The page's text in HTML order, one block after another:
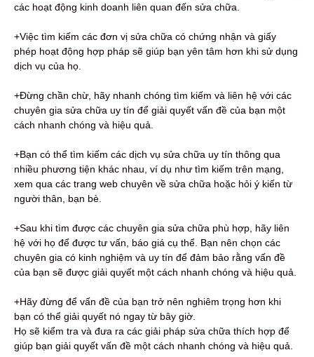
các hoạt động kinh doanh liên quan đến sửa chữa.
+Việc tìm kiếm các đơn vị sửa chữa có chứng nhận và giấy
phép hoạt động hợp pháp sẽ giúp bạn yên tâm hơn khi sử dụng
dịch vụ của họ.
+Đừng chần chừ, hãy nhanh chóng tìm kiếm và liên hệ với các
chuyên gia sửa chữa uy tín để giải quyết vấn đề của bạn một
cách nhanh chóng và hiệu quả.
+Bạn có thể tìm kiếm các dịch vụ sửa chữa uy tín thông qua
nhiều phương tiện khác nhau, ví dụ như tìm kiếm trên mạng,
xem qua các trang web chuyên về sửa chữa hoặc hỏi ý kiến từ
người thân, bạn bè.
+Sau khi tìm được các chuyên gia sửa chữa phù hợp, hãy liên
hệ với họ để được tư vấn, báo giá cụ thể. Bạn nên chọn các
chuyên gia có kinh nghiệm và uy tín để đảm bảo rằng vấn đề
của bạn sẽ được giải quyết một cách nhanh chóng và hiệu quả.
+Hãy đừng để vấn đề của bạn trở nên nghiêm trọng hơn khi
bạn có thể giải quyết nó ngay từ bây giờ.
Họ sẽ kiểm tra và đưa ra các giải pháp sửa chữa thích hợp để
giúp bạn giải quyết vấn đề một cách nhanh chóng và hiệu quả.